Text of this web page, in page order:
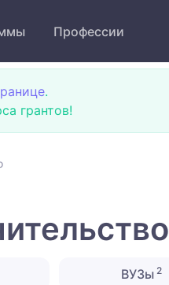
Профессии
.
грантов!
ВУЗы2